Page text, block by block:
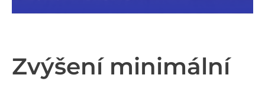
Zvýšení minimální